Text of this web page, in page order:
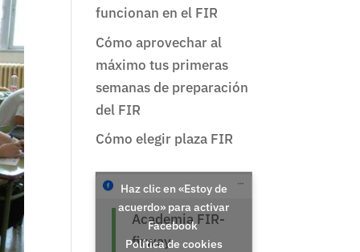
funcionan en el FIR
Cómo aprovechar al
máximo tus primeras
semanas de preparación
del FIR
Cómo elegir plaza FIR
Academia FIR-
firway
Haz clic en «Estoy de
acuerdo» para activar
Facebook
Política de cookies